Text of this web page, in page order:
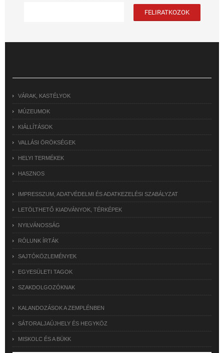
VÁRAK, KASTÉLYOK
MÚZEUMOK
KIÁLLÍTÁSOK
VALLÁSI ÖRÖKSÉGEK
HELYI TERMÉKEK
HASZNOS
IMPRESSZUM, ADATVÉDELMI ÉS ADATKEZELÉSI SZABÁLYZAT
LETÖLTHETŐ KIADVÁNYOK, TÉRKÉPEK
NYILVÁNOSSÁG
RÓLUNK ÍRTÁK
SAJTÓKÖZLEMÉNYEK
EGYESÜLETI TAGOK
SZAKDOLGOZÓKNAK
KALANDOZÁSOK A ZEMPLÉNBEN
SÁTORALJAÚJHELY ÉS HEGYKÖZ
MISKOLC ÉS A BÜKK